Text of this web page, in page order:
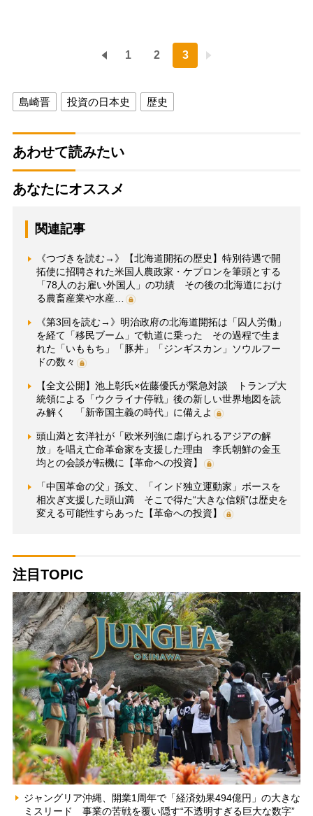
1 2 3
島崎晋 投資の日本史 歴史
あわせて読みたい
あなたにオススメ
関連記事
《つづきを読む→》【北海道開拓の歴史】特別待遇で開
拓使に招聘された米国人農政家・ケプロンを筆頭とする
「78人のお雇い外国人」の功績 その後の北海道におけ
る農畜産業や水産…
《第3回を読む→》明治政府の北海道開拓は「囚人労働」
を経て「移民ブーム」で軌道に乗った その過程で生ま
れた「いももち」「豚丼」「ジンギスカン」ソウルフー
ドの数々
【全文公開】池上彰氏×佐藤優氏が緊急対談 トランプ大
統領による「ウクライナ停戦」後の新しい世界地図を読
み解く 「新帝国主義の時代」に備えよ
頭山満と玄洋社が「欧米列強に虐げられるアジアの解
放」を唱え亡命革命家を支援した理由 李氏朝鮮の金玉
均との会談が転機に【革命への投資】
「中国革命の父」孫文、「インド独立運動家」ボースを
相次ぎ支援した頭山満 そこで得た“大きな信頼”は歴史を
変える可能性すらあった【革命への投資】
注目TOPIC
ジャングリア沖縄、開業1周年で「経済効果494億円」の大きな
ミスリード 事業の苦戦を覆い隠す“不透明すぎる巨大な数字”